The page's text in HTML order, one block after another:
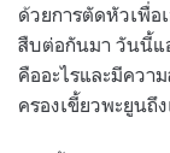
ด้วยการตัดหัวเพื่อ
สืบต่อกันมา วันนี้แ
คืออะไรและมีควา
ครองเขี้ยวพะยูนถึ